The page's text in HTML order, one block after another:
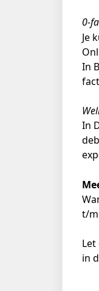
0-
Je
In
In
t/
in